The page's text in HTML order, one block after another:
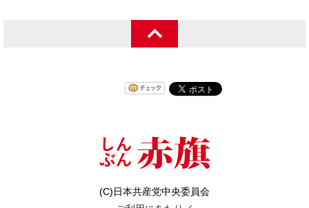
(C)日本共産党中央委員会